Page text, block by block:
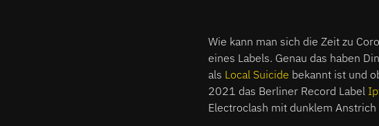
Wie kann man sich die Zeit zu
eines Labels. Genau das haben
als Local Suicide bekannt ist und
2021 das Berliner Record Label
Electroclash mit dunklem